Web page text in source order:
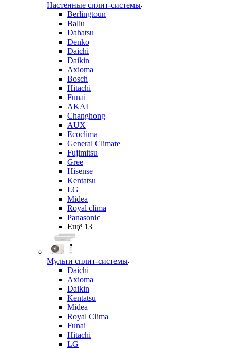
Настенные сплит-системы
Berlingtoun
Ballu
Dahatsu
Denko
Daichi
Daikin
Axioma
Bosch
Hitachi
Funai
AKAI
Changhong
AUX
Ecoclima
General Climate
Fujimitsu
Gree
Hisense
Kentatsu
LG
Midea
Royal clima
Panasonic
Ещё 13
Мульти сплит-системы
Daichi
Axioma
Daikin
Kentatsu
Midea
Royal Clima
Funai
Hitachi
LG